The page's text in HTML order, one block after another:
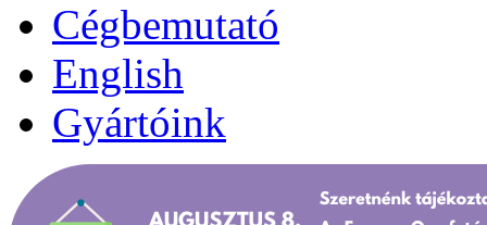
Cégbemutató
English
Gyártóink